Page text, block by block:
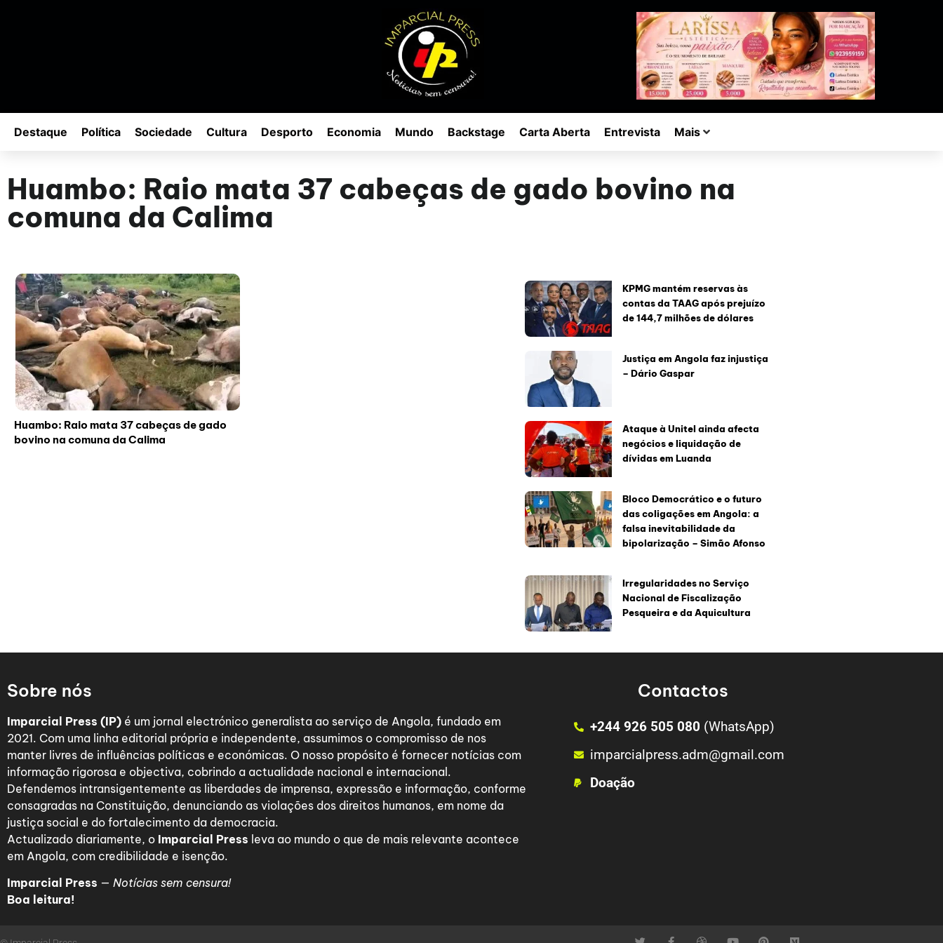
Destaque Política Sociedade Cultura Desporto Economia Mundo Backstage Carta Aberta Entrevista Mais
Huambo: Raio mata 37 cabeças de gado bovino na
comuna da Calima
Huambo: Raio mata 37 cabeças de gado
bovino na comuna da Calima
KPMG mantém reservas às
contas da TAAG após prejuízo
de 144,7 milhões de dólares
Justiça em Angola faz injustiça
– Dário Gaspar
Ataque à Unitel ainda afecta
negócios e liquidação de
dívidas em Luanda
Bloco Democrático e o futuro
das coligações em Angola: a
falsa inevitabilidade da
bipolarização – Simão Afonso
Irregularidades no Serviço
Nacional de Fiscalização
Pesqueira e da Aquicultura
Sobre nós
Imparcial Press (IP) é um jornal electrónico generalista ao serviço de Angola, fundado em
2021. Com uma linha editorial própria e independente, assumimos o compromisso de nos
manter livres de influências políticas e económicas. O nosso propósito é fornecer notícias com
informação rigorosa e objectiva, cobrindo a actualidade nacional e internacional.
Defendemos intransigentemente as liberdades de imprensa, expressão e informação, conforme
consagradas na Constituição, denunciando as violações dos direitos humanos, em nome da
justiça social e do fortalecimento da democracia.
Actualizado diariamente, o Imparcial Press leva ao mundo o que de mais relevante acontece
em Angola, com credibilidade e isenção.
Imparcial Press — Notícias sem censura!
Boa leitura!
Contactos
+244 926 505 080 (WhatsApp)
imparcialpress.adm@gmail.com
Doação